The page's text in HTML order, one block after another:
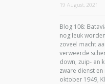
19 August, 2021
Blog 108:
nog leuk
zoveel macht
verweerde
down, zuip- en
zware dienst
oktober 1949,